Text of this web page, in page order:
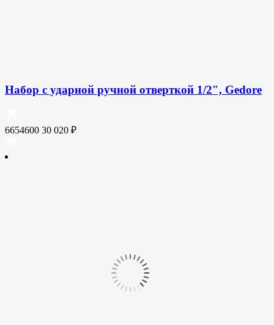
Набор с ударной ручной отверткой 1/2″, Gedore
6654600 30 020 ₽